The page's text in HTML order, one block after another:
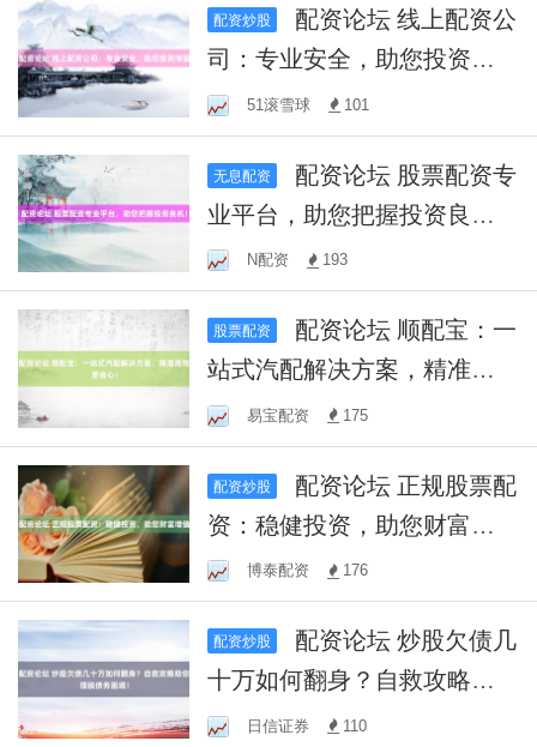
配资炒股
司：专业安全，助您投资增
值
51滚雪球 101
无息配资
业平台，助您把握投资良
机！N配资 193
股票配资
站式汽配解决方案，精准高
效更省心！
易宝配资 175
配资炒股
资：稳健投资，助您财富增
值
博泰配资 176
配资炒股
十万如何翻身？自救攻略助
你摆脱债务困境！
日信证券 110